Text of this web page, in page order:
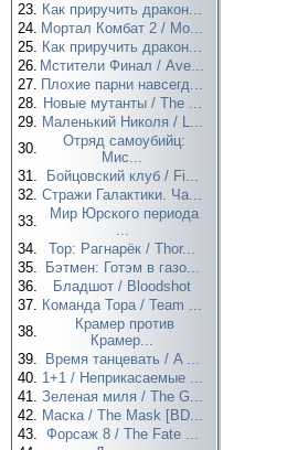
23. Как приручить дракон...
24. Мортал Комбат 2 / Mo...
25. Как приручить дракон...
26. Мстители Финал / Ave...
27. Плохие парни навсегд...
28. Новые мутанты / The ...
29. Маленький Николя / L...
30.
Отряд самоубийц:
Мис...
31.
Бойцовский клуб / Fi...
32. Стражи Галактики. Ча...
33.
Мир Юрского периода
...
34.
Тор: Рагнарёк / Thor...
35.
Бэтмен: Готэм в газо...
36.
Бладшот / Bloodshot
37. Команда Тора / Team ...
38.
Крамер против
Крамер...
39.
Время танцевать / A ...
40. 1+1 / Неприкасаемые ...
41. Зеленая миля / The G...
42. Маска / The Mask [BD...
43. Форсаж 8 / The Fate ...